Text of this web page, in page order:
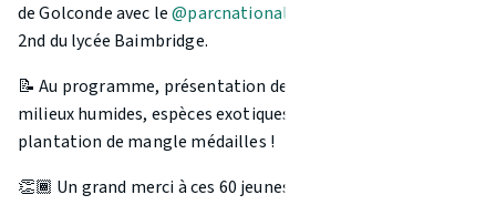
de Golconde avec le@parcnationaldelaguadeloupe
2nd du lycée Baimbridge.
📝 Au programme, présentation des missions du PNG, des
milieux humides, espèces exotiques envahissante (EEE) et
plantation de mangle médailles !
👏🏾 Un grand merci à ces 60 jeunes conscients et